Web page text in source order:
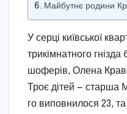
Майбутнє родини
У серці київської
трикімнатного
шоферів, Олена
Троє дітей — старша
го виповнилося 23, та